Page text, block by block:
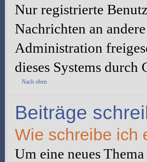
Nur registrierte
Nachrichten an
Administration
dieses Systems durch
Nach oben
Beiträge
Wie schreibe ich
Um eine neues